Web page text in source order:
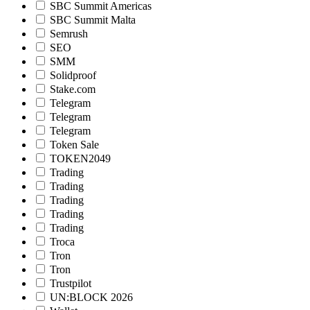
SBC Summit Americas
SBC Summit Malta
Semrush
SEO
SMM
Solidproof
Stake.com
Telegram
Telegram
Telegram
Token Sale
TOKEN2049
Trading
Trading
Trading
Trading
Trading
Troca
Tron
Tron
Trustpilot
UN:BLOCK 2026